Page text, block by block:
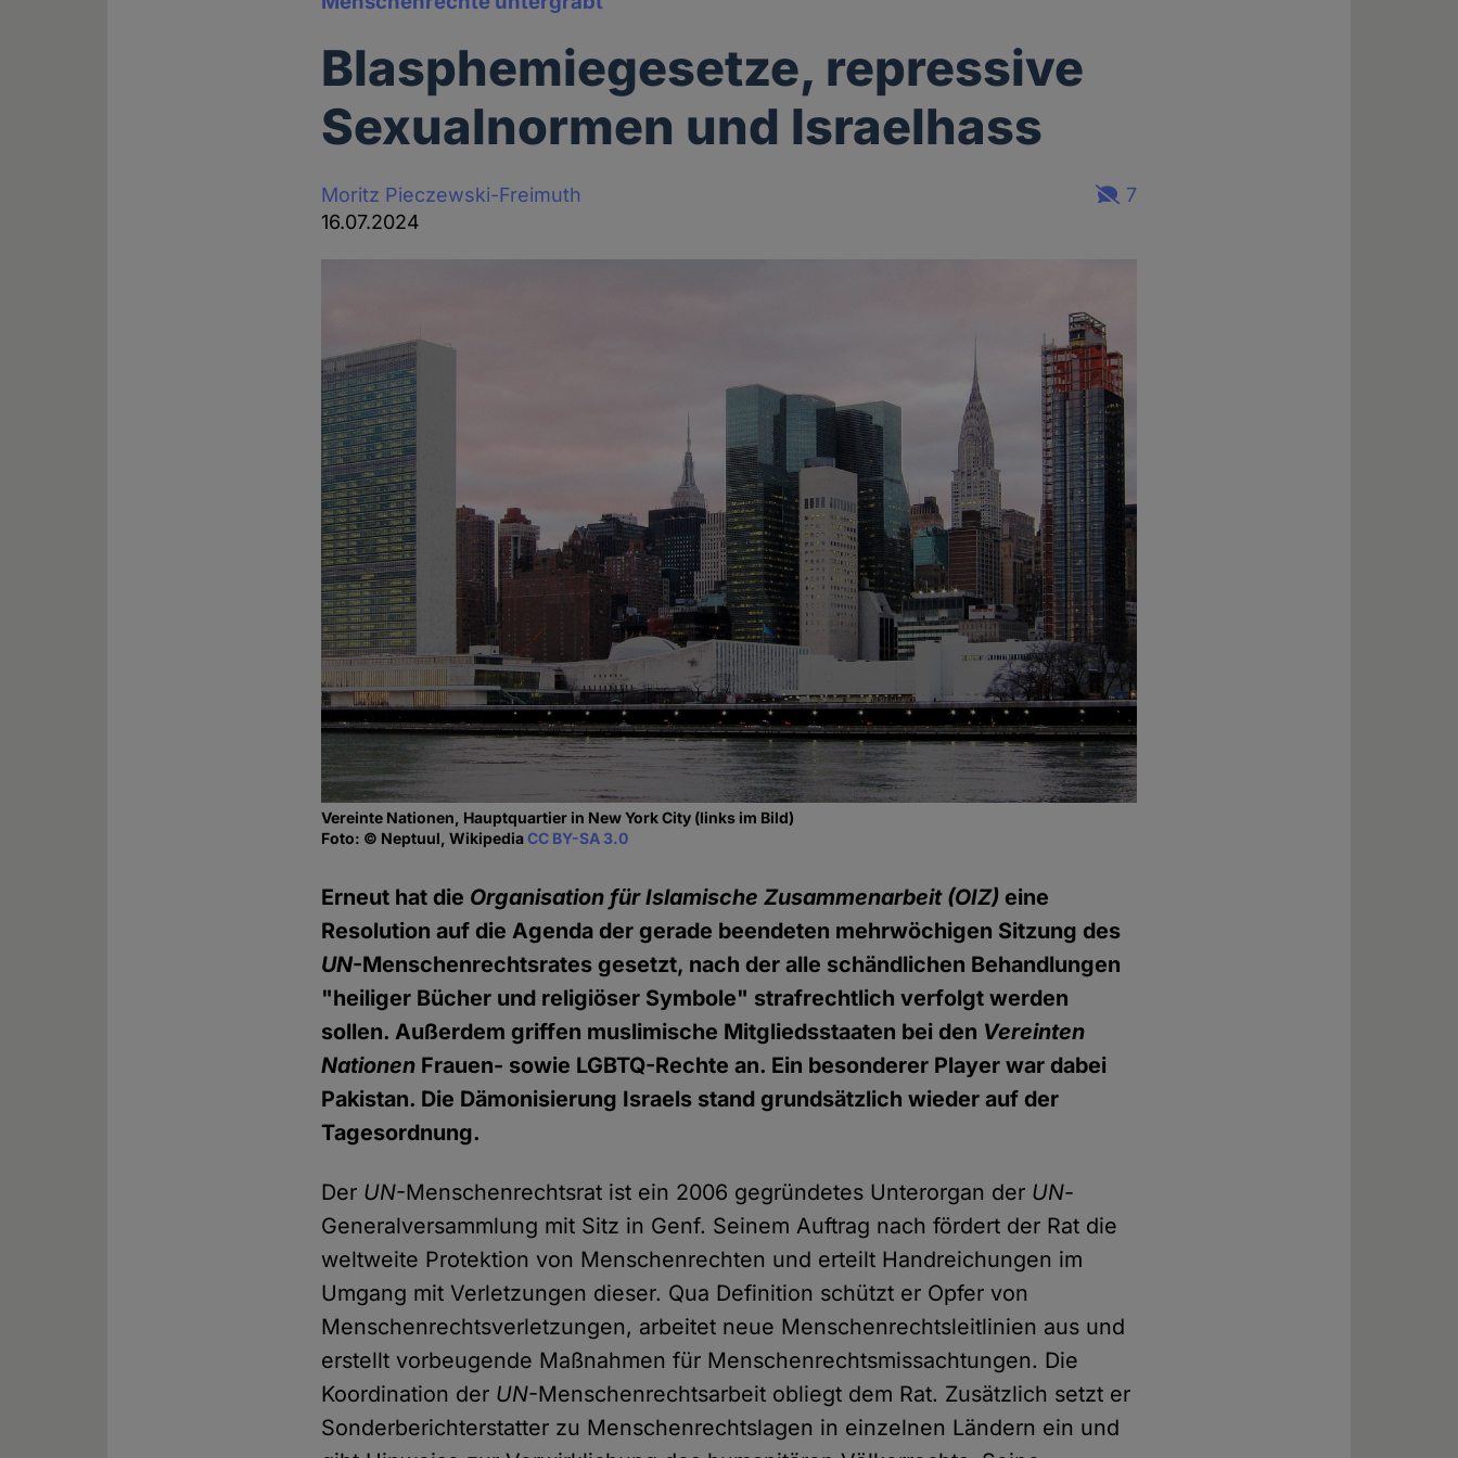
Blasphemiegesetze, repressive
Sexualnormen und Israelhass
Moritz Pieczewski-Freimuth
16.07.2024
7
Vereinte Nationen, Hauptquartier in New York City (links im Bild)
Foto: © Neptuul, WikipediaCC BY-SA 3.0
Erneut hat die Organisation für Islamische Zusammenarbeit (OIZ) eine
Resolution auf die Agenda der gerade beendeten mehrwöchigen Sitzung des
UN-Menschenrechtsrates gesetzt, nach der alle schändlichen Behandlungen
"heiliger Bücher und religiöser Symbole" strafrechtlich verfolgt werden
sollen. Außerdem griffen muslimische Mitgliedsstaaten bei den Vereinten
Nationen Frauen- sowie LGBTQ-Rechte an. Ein besonderer Player war dabei
Pakistan. Die Dämonisierung Israels stand grundsätzlich wieder auf der
Tagesordnung.
Der UN-Menschenrechtsrat ist ein 2006 gegründetes Unterorgan der UN-
Generalversammlung mit Sitz in Genf. Seinem Auftrag nach fördert der Rat die
weltweite Protektion von Menschenrechten und erteilt Handreichungen im
Umgang mit Verletzungen dieser. Qua Definition schützt er Opfer von
Menschenrechtsverletzungen, arbeitet neue Menschenrechtsleitlinien aus und
erstellt vorbeugende Maßnahmen für Menschenrechtsmissachtungen. Die
Koordination der UN-Menschenrechtsarbeit obliegt dem Rat. Zusätzlich setzt er
Sonderberichterstatter zu Menschenrechtslagen in einzelnen Ländern ein und